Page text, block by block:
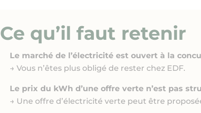
Ce qu’il faut retenir
Le marché de l’électricité est ouvert à la
→ Vous n’êtes plus obligé de rester chez EDF.
Le prix du kWh d’une offre verte n’est pas
→ Une offre d’électricité verte peut être